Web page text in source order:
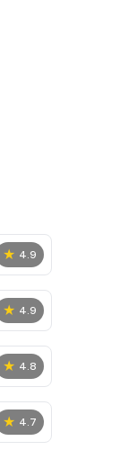
★ 4.9
★ 4.9
★ 4.8
★ 4.7